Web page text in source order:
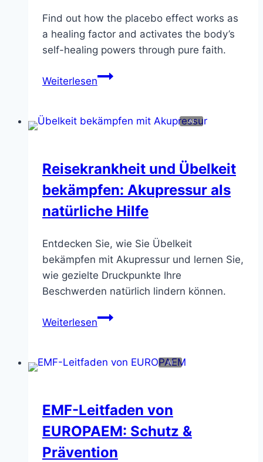
Find out how the placebo effect works as
a healing factor and activates the body’s
self-healing powers through pure faith.
WeiterlesenThe
–
heal
Reisekrankheit und Übelkeit
bekämpfen: Akupressur als
natürliche Hilfe
Entdecken Sie, wie Sie Übelkeit
bekämpfen mit Akupressur und lernen Sie,
wie gezielte Druckpunkte Ihre
Beschwerden natürlich lindern können.
WeiterlesenReisekrankheit
bekämpfen:
natürliche
Hilfe
EMF-Leitfaden von
EUROPAEM: Schutz &
Prävention